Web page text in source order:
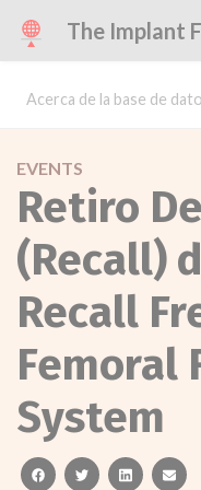
The Implant
Acerca de la base de
EVENTS
Retiro
(Recall)
Recall
Femoral
System
facebooktwitterlinkedinemail